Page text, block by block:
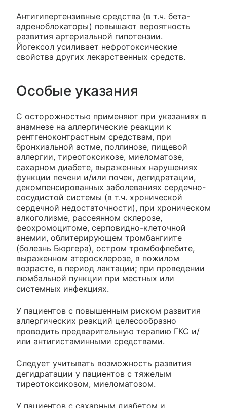
Антигипертензивные средства (в т.ч. бета-
адреноблокаторы) повышают вероятность
развития артериальной гипотензии.
Йогексол усиливает нефротоксические
свойства других лекарственных средств.
Особые указания
С осторожностью применяют при указаниях в
анамнезе на аллергические реакции к
рентгеноконтрастным средствам, при
бронхиальной астме, поллинозе, пищевой
аллергии, тиреотоксикозе, миеломатозе,
сахарном диабете, выраженных нарушениях
функции печени и/или почек, дегидратации,
декомпенсированных заболеваниях сердечно-
сосудистой системы (в т.ч. хронической
сердечной недостаточности), при хроническом
алкоголизме, рассеянном склерозе,
феохромоцитоме, серповидно-клеточной
анемии, облитерирующем тромбангиите
(болезнь Бюргера), остром тромбофлебите,
выраженном атеросклерозе, в пожилом
возрасте, в период лактации; при проведении
люмбальной пункции при местных или
системных инфекциях.
У пациентов с повышенным риском развития
аллергических реакций целесообразно
проводить предварительную терапию ГКС и/
или антигистаминными средствами.
Следует учитывать возможность развития
дегидратации у пациентов с тяжелым
тиреотоксикозом, миеломатозом.